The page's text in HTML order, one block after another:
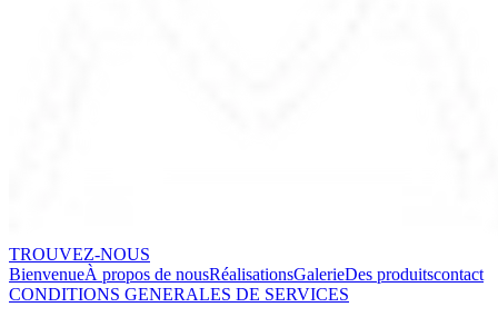
TROUVEZ-NOUS
BienvenueÀ propos de nousRéalisationsGalerieDes produitscontact
CONDITIONS GENERALES DE SERVICES